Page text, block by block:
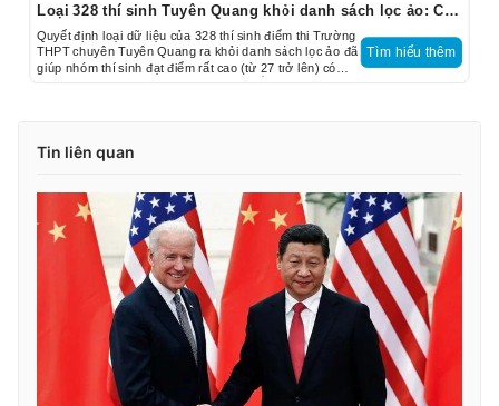
Loại 328 thí sinh Tuyên Quang khỏi danh sách lọc ảo: Cạnh tranh xét tuyển công bằng
Quyết định loại dữ liệu của 328 thí sinh điểm thi Trường
THPT chuyên Tuyên Quang ra khỏi danh sách lọc ảo đã
giúp nhóm thí sinh đạt điểm rất cao (từ 27 trở lên) có
được cuộc cạnh tranh xét tuyển công bằng.
Tìm hiểu thêm
Tin liên quan